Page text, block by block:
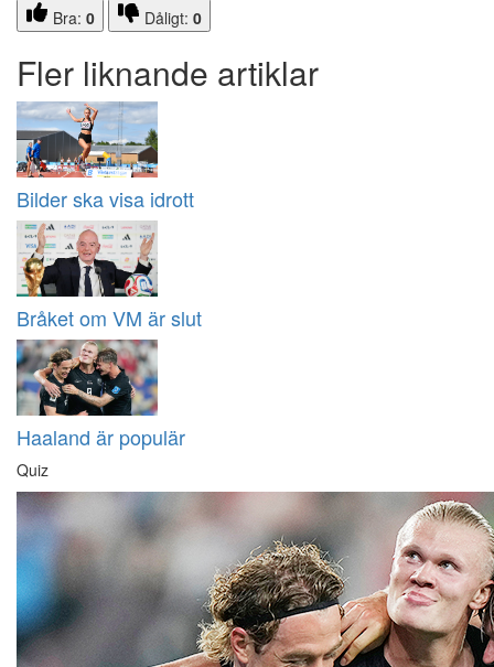
Bra: 0 Dåligt: 0
Fler liknande artiklar
Bilder ska visa idrott
Bråket om VM är slut
Haaland är populär
Quiz